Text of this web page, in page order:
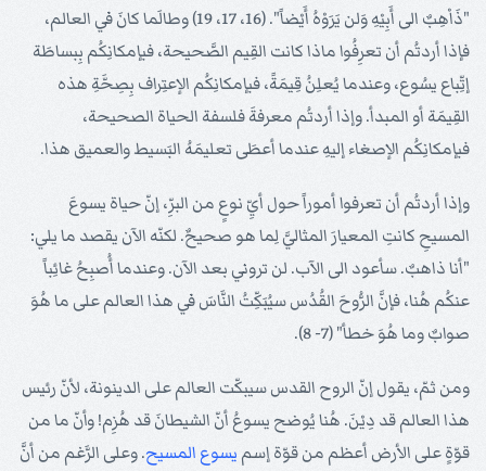
"ذَاْهِبٌ الى أَبِيْهِ وَلن يَرَوْهُ أَيْضاً". (16، 17، 19) وطالَما كانَ في العالم،
فإذا أردتُم أن تعرِفُوا ماذا كانت القِيم الصَّحيحة، فبإمكانِكُم بِبساطَة
إتِّباع يسُوع، وعندما يُعلِنُ قِيمَةً، فبإمكانِكُم الإعتِراف بِصِحَّةِ هذه
القِيمَة أو المبدأ. وإذا أردتُم معرفةَ فلسفة الحياة الصحيحة،
فبإمكانِكُم الإصغاء إليهِ عندما أعطَى تعليمَهُ البَسيط والعميق هذا.
وإذا أردتُم أن تعرفوا أموراً حول أيِّ نوعٍ من البرِّ، إنّ حياة يسوعَ
المسيحِ كانتِ المعيارَ المثاليَّ لِما هو صحيحٌ. لكنّه الآن يقصد ما يلي:
"أنا ذاهبٌ. سأعود الى الآب. لن تروني بعد الآن. وعندما أُصبِحُ غائِباً
عنكُم هُنا، فإنَّ الرُّوحَ القُدُس سيُبَكِّتُ النَّاسَ في هذا العالم على ما هُوَ
صوابٌ وما هُوَ خطأ" (7- 8).
ومن ثمّ، يقول إنّ الروح القدس سيبكّت العالم على الدينونة، لأنّ رئيس
هذا العالم قد دِيْنَ. هُنا يُوضح يسوعُ أنّ الشيطانَ قد هُزِم! وأنّ ما من
قوّةٍ على الأرض أعظم من قوّة إسم يسوع المسيح. وعلى الرَّغم من أنَّ